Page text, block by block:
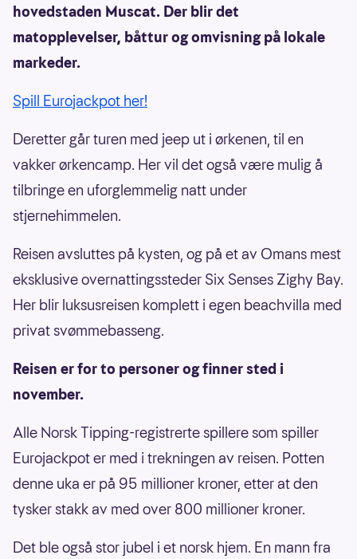
hovedstaden Muscat. Der blir det
matopplevelser, båttur og omvisning på lokale
markeder.
Spill Eurojackpot her!
Deretter går turen med jeep ut i ørkenen, til en
vakker ørkencamp. Her vil det også være mulig å
tilbringe en uforglemmelig natt under
stjernehimmelen.
Reisen avsluttes på kysten, og på et av Omans mest
eksklusive overnattingssteder Six Senses Zighy Bay.
Her blir luksusreisen komplett i egen beachvilla med
privat svømmebasseng.
Reisen er for to personer og finner sted i
november.
Alle Norsk Tipping-registrerte spillere som spiller
Eurojackpot er med i trekningen av reisen. Potten
denne uka er på 95 millioner kroner, etter at den
tysker stakk av med over 800 millioner kroner.
Det ble også stor jubel i et norsk hjem. En mann fra